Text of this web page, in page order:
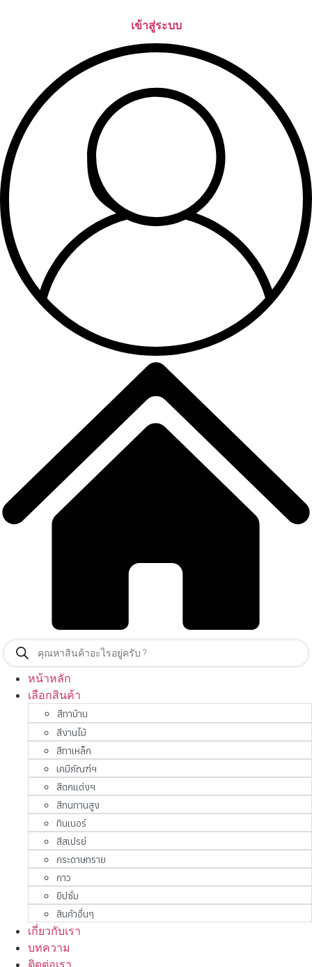
เข้าสู่ระบบ
Products
search
หน้าหลัก
เลือกสินค้า
สีทาบ้าน
สีงานไม้
สีทาเหล็ก
เคมีภัณฑ์ฯ
สีตกแต่งฯ
สีทนทานสูง
ทินเนอร์
สีสเปรย์
กระดาษทราย
กาว
ยิปซั่ม
สินค้าอื่นๆ
เกี่ยวกับเรา
บทความ